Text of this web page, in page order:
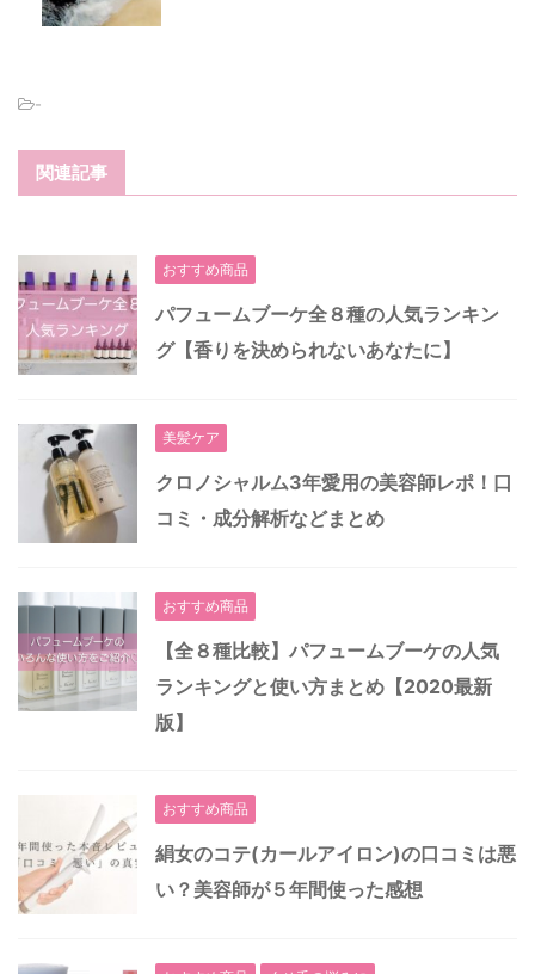
-
関連記事
おすすめ商品
パフュームブーケ全８種の人気ランキン
グ【香りを決められないあなたに】
美髪ケア
クロノシャルム3年愛用の美容師レポ！口
コミ・成分解析などまとめ
おすすめ商品
【全８種比較】パフュームブーケの人気
ランキングと使い方まとめ【2020最新
版】
おすすめ商品
絹女のコテ(カールアイロン)の口コミは悪
い？美容師が５年間使った感想